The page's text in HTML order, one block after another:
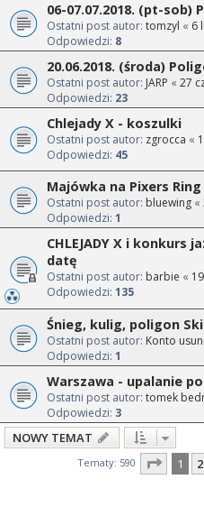
06-07.07.2018. (pt-sob)
Ostatni post autor: tomzyl « 6
Odpowiedzi: 8
20.06.2018. (środa)
Ostatni post autor: JARP « 27
Odpowiedzi: 23
Chlejady X - koszulki
Ostatni post autor: zgrocca «
Odpowiedzi: 45
Majówka na Pixers Ring
Ostatni post autor: bluewing «
Odpowiedzi: 1
CHLEJADY X i konkurs
datę
Ostatni post autor: barbie «
Odpowiedzi: 135
Śnieg, kulig, poligon
Ostatni post autor: Konto
Odpowiedzi: 1
Warszawa - upalanie
Ostatni post autor: tomek
Odpowiedzi: 3
NOWY TEMAT
Tematy: 590 Strona
1 2